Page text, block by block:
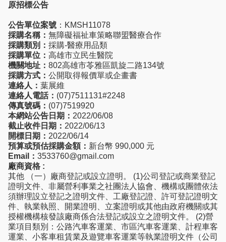
原招標公告
公告單位案號 ：KMSH11078
採購名稱： 無障礙福祉車策略聯盟醫療合作
採購類別： 採購-醫療用品類
採購單位： 高雄市立民生醫院
機關地址： 802高雄市苓雅區凱旋二路134號
採購方式： 公開取得報價單或企畫書
連絡人： 葉展維
連絡人電話： (07)7511131#2248
傳真號碼： (07)7519920
本網站公告日期： 2022/06/08
截止收件日期： 2022/06/13
開標日期： 2022/06/14
預算或預估採購金額： 新台幣 990,000 元
Email： 3533760@gmail.com
廠商資格 :
其他 （一）廠商登記或設立證明。 (1)公司登記或商業登記
證明文件、非屬營利事業之社團法人協會、機構或團體依法
須辦理設立登記之證明文件、工廠登記證、許可登記證明文
件、執業執照、開業證明、立案證明或其他由政府機關或其
授權機構核發該廠商係合法登記或設立之證明文件。 (2)營
業項目類別：公路汽車客運業、市區汽車客運業、計程車客
運業、小客車租賃業及遊覽車客運業等執業證明文件（公司